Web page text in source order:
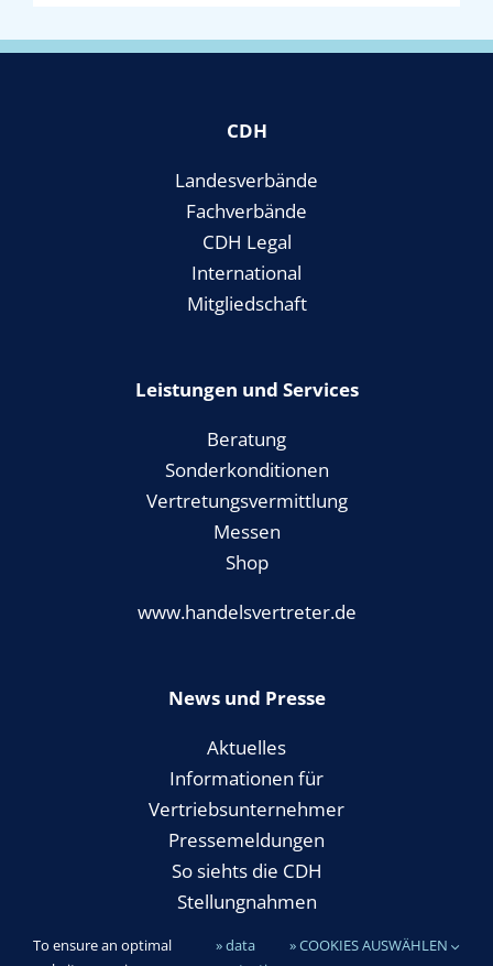
CDH
Landesverbände
Fachverbände
CDH Legal
International
Mitgliedschaft
Leistungen und Services
Beratung
Sonderkonditionen
Vertretungsvermittlung
Messen
Shop
www.handelsvertreter.de
News und Presse
Aktuelles
Informationen für
Vertriebsunternehmer
Pressemeldungen
So siehts die CDH
Stellungnahmen
To ensure an optimal
» data
» COOKIES AUSWÄHLEN